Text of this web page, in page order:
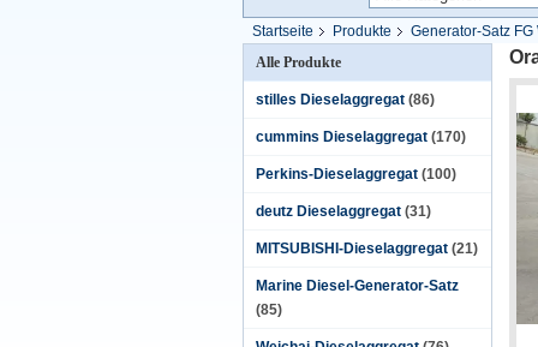
Startseite Produkte Generator-Satz FG
Alle Produkte
stilles Dieselaggregat (86)
cummins Dieselaggregat (170)
Perkins-Dieselaggregat (100)
deutz Dieselaggregat (31)
MITSUBISHI-Dieselaggregat (21)
Marine Diesel-Generator-Satz
(85)